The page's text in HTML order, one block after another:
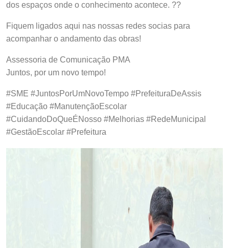
dos espaços onde o conhecimento acontece. ??
Fiquem ligados aqui nas nossas redes socias para
acompanhar o andamento das obras!
Assessoria de Comunicação PMA
Juntos, por um novo tempo!
#SME #JuntosPorUmNovoTempo #PrefeituraDeAssis
#Educação #ManutençãoEscolar
#CuidandoDoQueÉNosso #Melhorias #RedeMunicipal
#GestãoEscolar #Prefeitura